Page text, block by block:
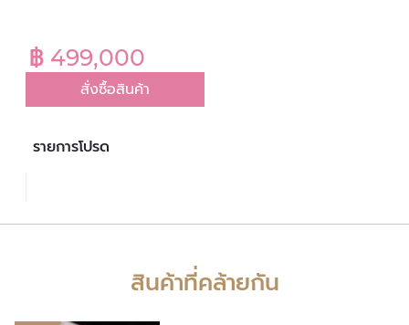
฿ 499,000
สั่งซื้อสินค้า
รายการโปรด
สินค้าที่คล้ายกัน